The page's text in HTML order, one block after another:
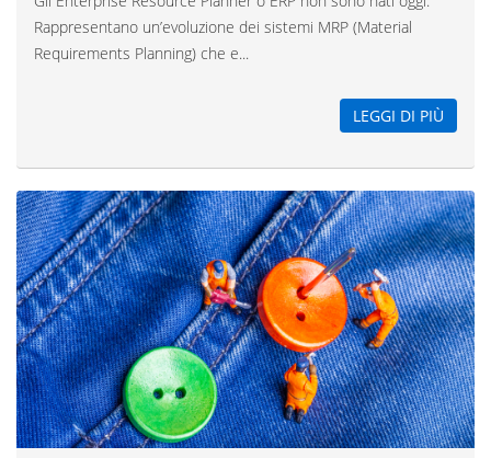
Rappresentano un’evoluzione dei sistemi MRP (Material
Requirements Planning) che e...
LEGGI DI PIÙ